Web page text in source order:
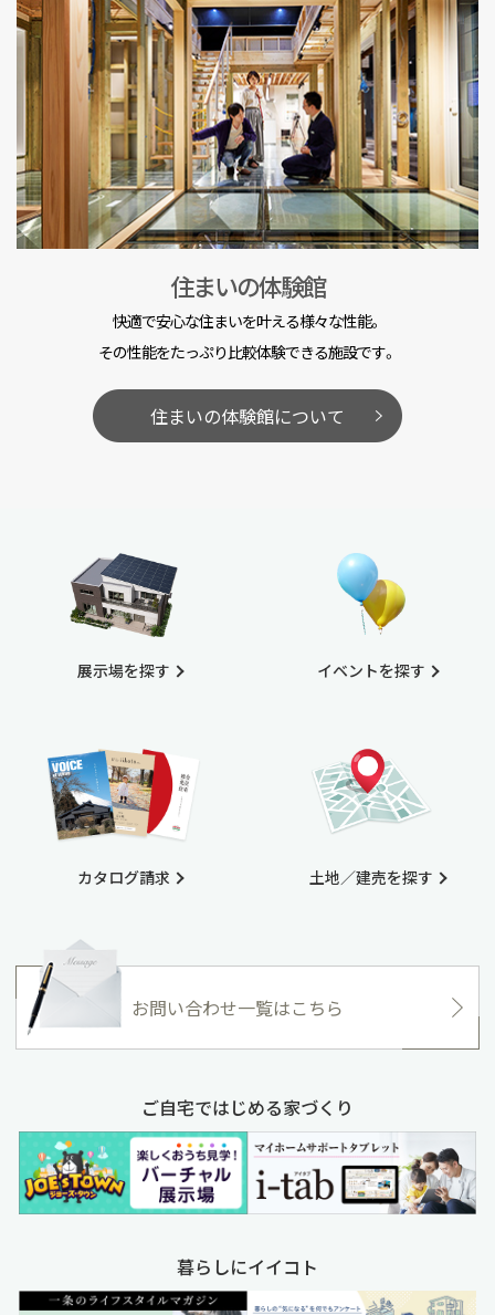
住まいの体験館
快適で安心な住まいを叶える様々な性能。
その性能をたっぷり比較体験できる施設です。
住まいの体験館について
展示場を探す
カタログ請求
イベントを探す
土地／建売を探す
お問い合わせ一覧はこちら
ご自宅ではじめる家づくり
暮らしにイイコト